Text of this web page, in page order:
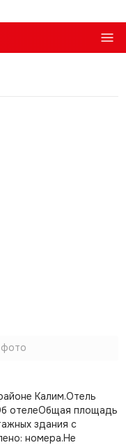
Калим.Отель
отелеОбщая площадь
здания с
номера.Не